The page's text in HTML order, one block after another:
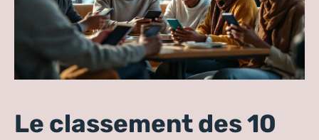
Le classement des 10